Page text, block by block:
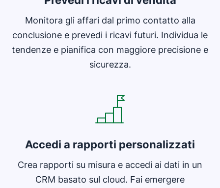
Monitora gli affari dal primo contatto alla
conclusione e prevedi i ricavi futuri. Individua le
tendenze e pianifica con maggiore precisione e
sicurezza.
Accedi a rapporti personalizzati
Crea rapporti su misura e accedi ai dati in un
CRM basato sul cloud. Fai emergere